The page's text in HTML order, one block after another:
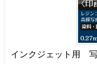
インクジェット用